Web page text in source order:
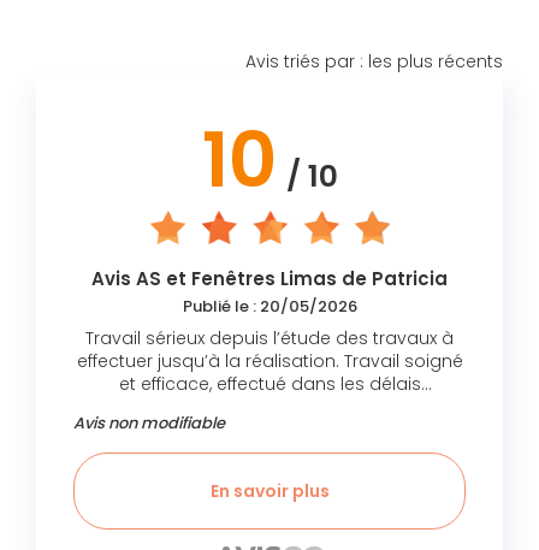
Avis triés par : les plus récents
10 / 10
Avis AS et Fenêtres Limas de Patricia
Publié le : 20/05/2026
Travail sérieux depuis l’étude des travaux à
effectuer jusqu’à la réalisation. Travail soigné
et efficace, effectué dans les délais
tant avec la personne chargée de l étude
qu’avec les installateurs. Le Rapport qualité
attendue. Entière satisfaction .
Avis non modifiable
En savoir plus